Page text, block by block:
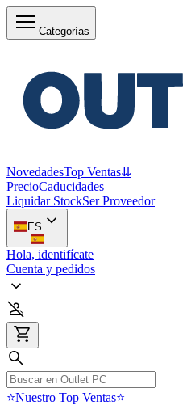
Categorías
NovedadesTop Ventas⇊
PrecioCaducidades
Liquidar StockSer Proveedor
ES
Hola, identifícate
Cuenta y pedidos
⭐Nuestro Top Ventas⭐